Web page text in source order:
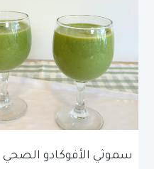
سموثي الأفوكادو الصحي